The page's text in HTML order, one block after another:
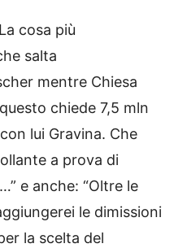
cosa più
salta
mentre Chiesa
chiede 7,5 mln
lui Gravina. Che
a prova di
e anche: “Oltre le
le dimissioni
la scelta del